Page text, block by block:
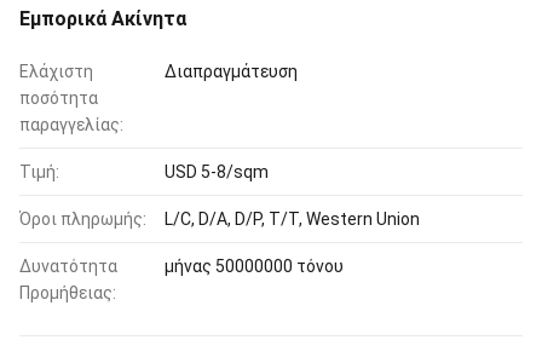
Εμπορικά Ακίνητα
Ελάχιστη
ποσότητα
παραγγελίας:
Διαπραγμάτευση
Τιμή: USD 5-8/sqm
Όροι πληρωμής: L/C, D/A, D/P, T/T, Western Union
Δυνατότητα
Προμήθειας:
μήνας 50000000 τόνου